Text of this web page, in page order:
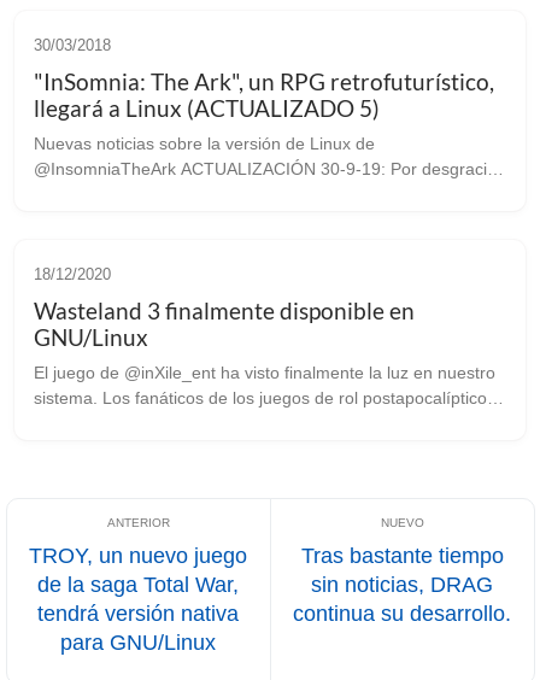
30/03/2018
"InSomnia: The Ark", un RPG retrofuturístico,
llegará a Linux (ACTUALIZADO 5)
Nuevas noticias sobre la versión de Linux de
@InsomniaTheArk ACTUALIZACIÓN 30-9-19: Por desgracia
18/12/2020
Wasteland 3 finalmente disponible en
GNU/Linux
El juego de @inXile_ent ha visto finalmente la luz en nuestro
sistema. Los fanáticos de los juegos de rol postapocalípticos
TROY, un nuevo juego
de la saga Total War,
tendrá versión nativa
para GNU/Linux
Tras bastante tiempo
sin noticias, DRAG
continua su desarrollo.